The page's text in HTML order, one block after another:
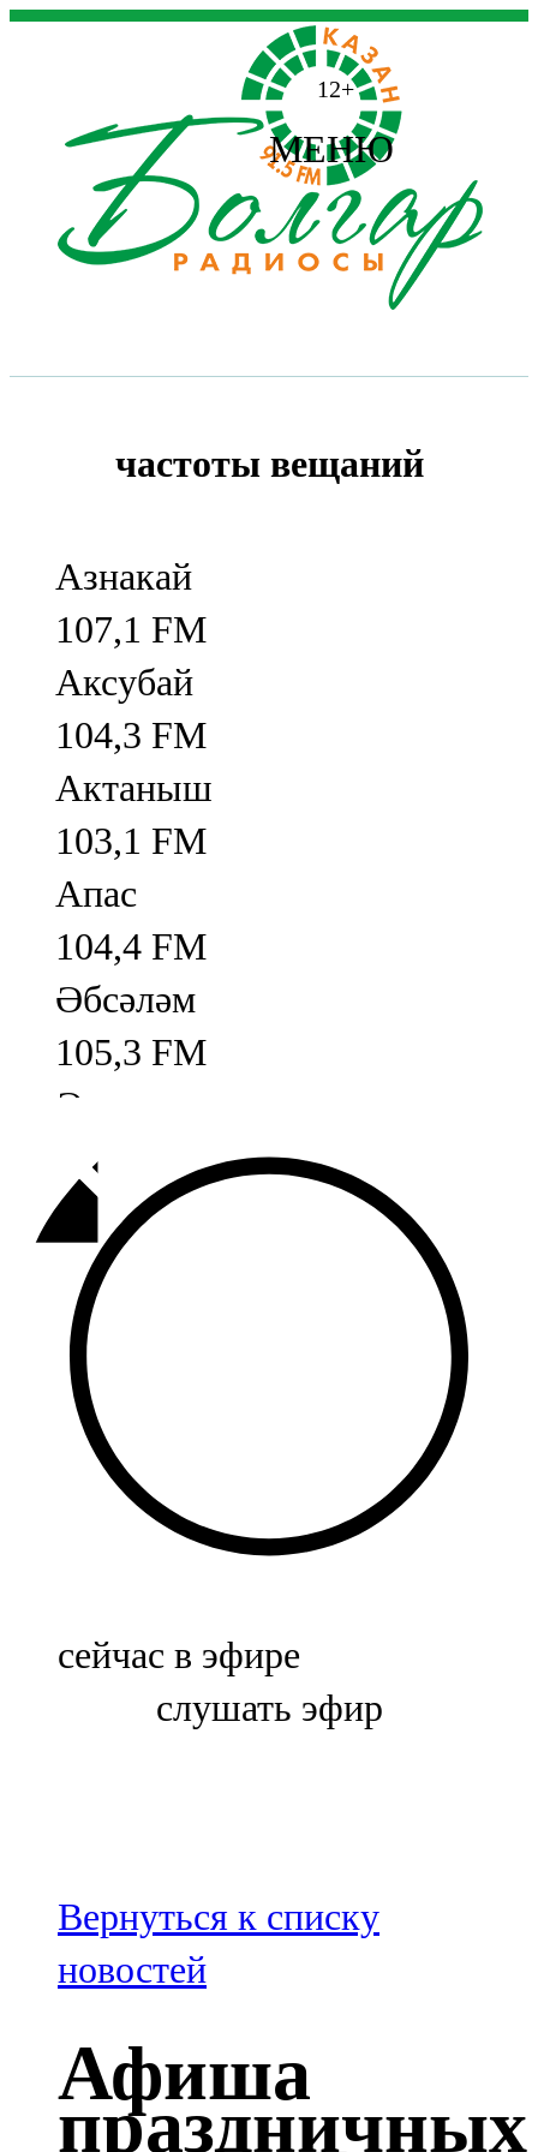
12+
МЕНЮ
частоты вещаний
Азнакай
107,1 FM
Аксубай
104,3 FM
Актаныш
103,1 FM
Апас
104,4 FM
Әбсәләм
105,3 FM
Әлмәт
92,9 FM
Базарлы матак
107,1 FM
Балык бистәсе
104,9 FM
Баулы
107,5 FM
Биләр
Болгар
100,3 FM
Зәй
106,6 FM
Кадыбаш
105,2 FM
сейчас в эфире
слушать эфир
Вернуться к списку
новостей
Афиша
праздничных